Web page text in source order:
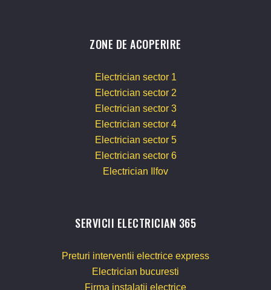
ZONE DE ACOPERIRE
Electrician sector 1
Electrician sector 2
Electrician sector 3
Electrician sector 4
Electrician sector 5
Electrician sector 6
Electrician Ilfov
SERVICII ELECTRICIAN 365
Preturi interventii electrice express
Electrician bucuresti
Firma instalatii electrice